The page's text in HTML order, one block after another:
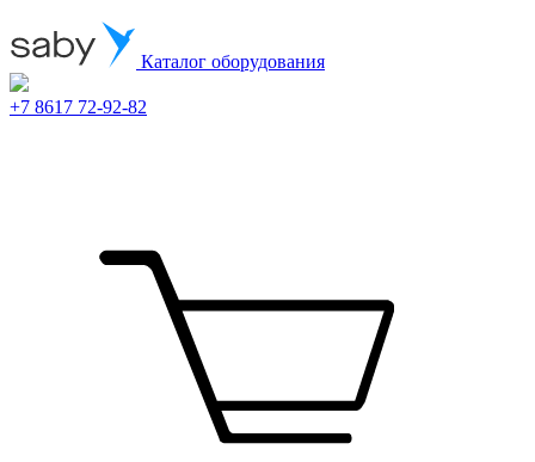
Каталог оборудования
+7 8617 72-92-82